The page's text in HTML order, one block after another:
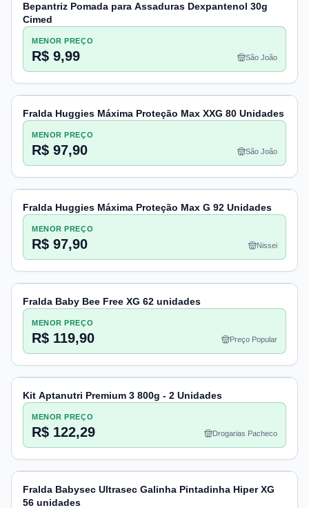
Bepantriz Pomada para Assaduras Dexpantenol 30g
Cimed
MENOR PREÇO
R$ 9,99 São João
Fralda Huggies Máxima Proteção Max XXG 80 Unidades
MENOR PREÇO
R$ 97,90 São João
Fralda Huggies Máxima Proteção Max G 92 Unidades
MENOR PREÇO
R$ 97,90 Nissei
Fralda Baby Bee Free XG 62 unidades
MENOR PREÇO
R$ 119,90 Preço Popular
Kit Aptanutri Premium 3 800g - 2 Unidades
MENOR PREÇO
R$ 122,29 Drogarias Pacheco
Fralda Babysec Ultrasec Galinha Pintadinha Hiper XG
56 unidades